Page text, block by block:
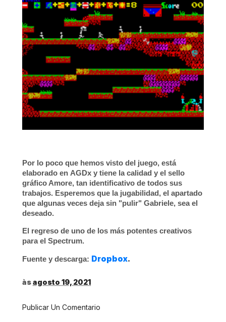
Por lo poco que hemos visto del juego, está
elaborado en AGDx y tiene la calidad y el sello
gráfico Amore, tan identificativo de todos sus
trabajos. Esperemos que la jugabilidad, el apartado
que algunas veces deja sin "pulir" Gabriele, sea el
deseado.
El regreso de uno de los más potentes creativos
para el Spectrum.
Fuente y descarga: Dropbox.
àsagosto 19, 2021
Publicar Un Comentario